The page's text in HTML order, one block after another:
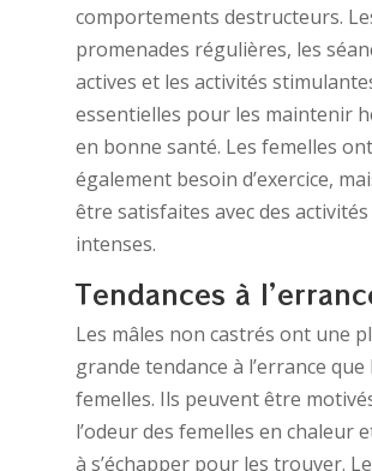
comportements destructeurs.
promenades régulières, les
actives et les activités
essentielles pour les maintenir
en bonne santé. Les femelles ont
également besoin d’exercice,
être satisfaites avec des
intenses.
Tendances à
Les mâles non castrés ont une
grande tendance à l’errance que
femelles. Ils peuvent être
l’odeur des femelles en chaleur
à s’échapper pour les trouver.